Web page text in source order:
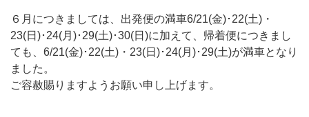
６月につきましては、出発便の満車6/21(金)･22(土)・
23(日)･24(月)･29(土)･30(日)に加えて、帰着便につきまし
ても、6/21(金)･22(土)・23(日)･24(月)･29(土)が満車となり
ました。
ご容赦賜りますようお願い申し上げます。